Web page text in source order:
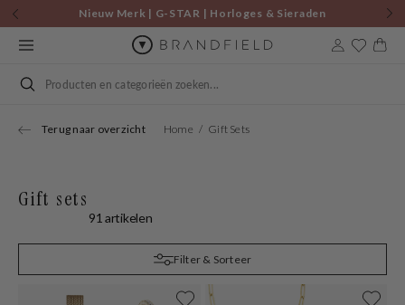
Skip to
content
Nieuw Merk | G-STAR | Horloges & Sieraden
Cart
Search
Terug naar overzicht Home Gift Sets
Gift sets
91 artikelen
Filter & Sorteer